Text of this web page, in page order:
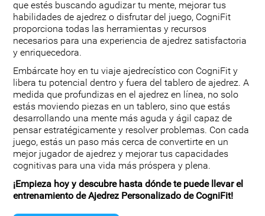
que estés buscando agudizar tu mente, mejorar tus
habilidades de ajedrez o disfrutar del juego, CogniFit
proporciona todas las herramientas y recursos
necesarios para una experiencia de ajedrez satisfactoria
y enriquecedora.
Embárcate hoy en tu viaje ajedrecístico con CogniFit y
libera tu potencial dentro y fuera del tablero de ajedrez. A
medida que profundizas en el ajedrez en línea, no solo
estás moviendo piezas en un tablero, sino que estás
desarrollando una mente más aguda y ágil capaz de
pensar estratégicamente y resolver problemas. Con cada
juego, estás un paso más cerca de convertirte en un
mejor jugador de ajedrez y mejorar tus capacidades
cognitivas para una vida más próspera y plena.
¡Empieza hoy y descubre hasta dónde te puede llevar el
entrenamiento de Ajedrez Personalizado de CogniFit!